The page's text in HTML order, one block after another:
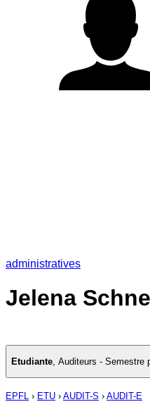
administratives
Jelena
Etudiante, Auditeurs - Semestre
EPFL › ETU › AUDIT-S › AUDIT-E